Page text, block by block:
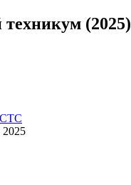
(2025)
2025